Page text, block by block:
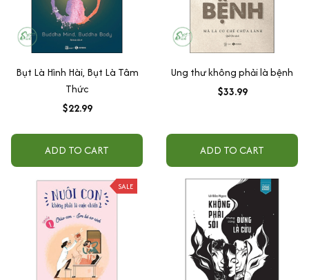
Bụt Là Hình Hài, Bụt Là Tâm
Thức
$22.99
ADD TO CART
Ung thư không phải là bệnh
$33.99
ADD TO CART
SALE